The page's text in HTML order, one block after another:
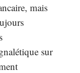
mais
sur